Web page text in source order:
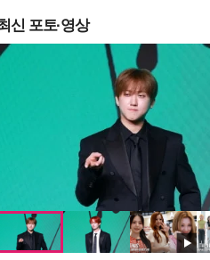
신 포토·영상